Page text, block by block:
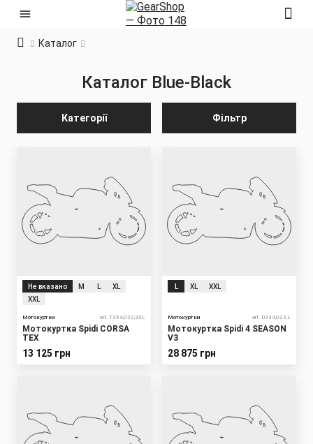
Каталог
Каталог Blue-Black
Не вказано M
XL
XXL
Мотокуртки art. T354,022,3XL
Мотокуртка Spidi CORSA
TEX
13 125 грн
XL XXL
Мотокуртки art. D334,022,L
Мотокуртка Spidi 4 SEASON
V3
28 875 грн
Категорії Фільтр